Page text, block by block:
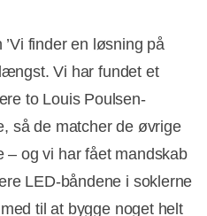
finder en løsning på
Vi har fundet et
to Louis Poulsen-
så de matcher de øvrige
– og vi har fået mandskab
LED-båndene i soklerne
til at bygge noget helt